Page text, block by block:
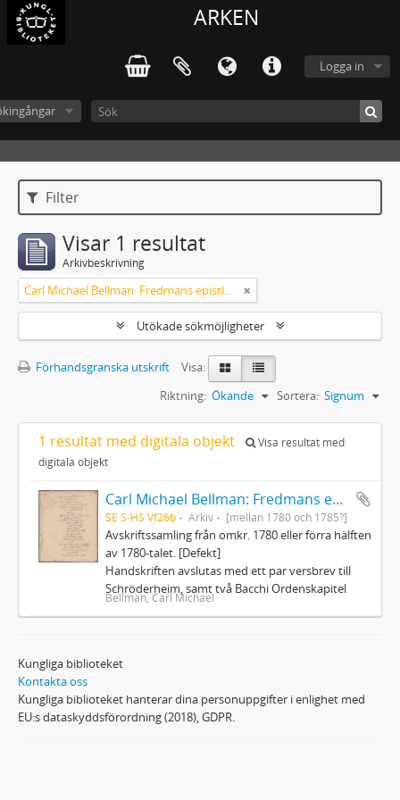
ARKEN
Logga in
Filter
Visar 1 resultat
Arkivbeskrivning
Carl Michael Bellman: Fredmans epistlar och sånger m.fl. Bellman-texter
Utökade sökmöjligheter
Förhandsgranska utskrift
Visa:
Sortera: Signum
Riktning: Ökande
1 resultat med digitala objekt
Visa resultat med
digitala objekt
Carl Michael Bellman: Fredmans epistlar och sånger m.fl. Bellman-texter
SE S-HS Vf26b Arkiv [mellan 1780 och 1785?]
Avskriftssamling från omkr. 1780 eller förra hälften
av 1780-talet. [Defekt]
Handskriften avslutas med ett par versbrev till
Schröderheim, samt två Bacchi Ordenskapitel
Bellman, Carl Michael
Kungliga biblioteket
Kontakta oss
Kungliga biblioteket hanterar dina personuppgifter i enlighet med
EU:s dataskyddsförordning (2018), GDPR.